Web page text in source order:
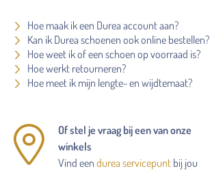
Hoe maak ik een Durea account aan?
Kan ik Durea schoenen ook online bestellen?
Hoe weet ik of een schoen op voorraad is?
Hoe werkt retourneren?
Hoe meet ik mijn lengte- en wijdtemaat?
Of stel je vraag bij een van onze
winkels
Vind een durea servicepunt bij jou